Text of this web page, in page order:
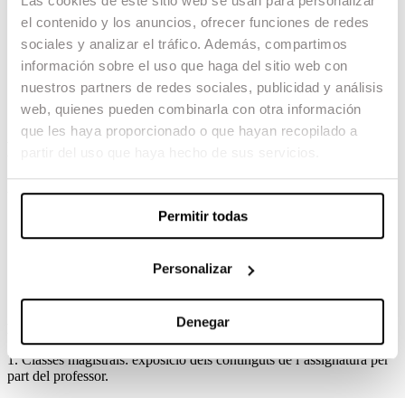
el contenido y los anuncios, ofrecer funciones de redes
sociales y analizar el tráfico. Además, compartimos
información sobre el uso que haga del sitio web con
nuestros partners de redes sociales, publicidad y análisis
web, quienes pueden combinarla con otra información
que les haya proporcionado o que hayan recopilado a
Permitir todas
Personalizar
Denegar
Història i evolució de les diferents tipologies de càmeres.
El diafragma i la profunditat de camp.
L’obturació i la captura del moviment.
La sensibilitat i l’exposició a la llum.
Les òptiques fotogràfiques.
Classes teòriques presencials
Classes teorico-pràctiques presencials
1. Classes magistrals: exposició dels continguts de l’assignatura per
part del professor.